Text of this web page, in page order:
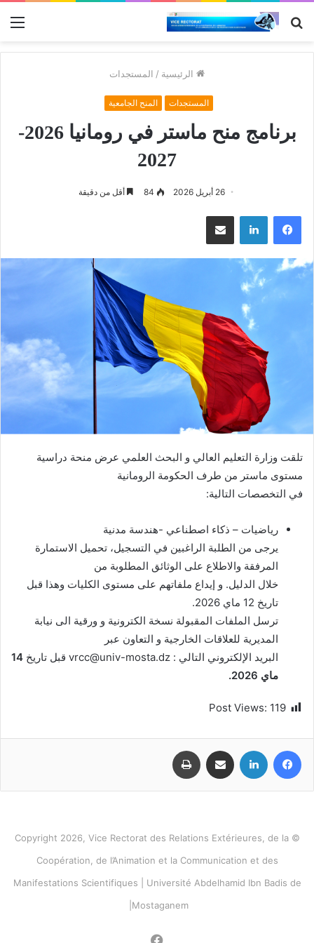
بحث
الرئيسية / المستجدات
المستجدات المنح الجامعية
برنامج منح ماستر في رومانيا 2026-
2027
26 أبريل 2026 84 أقل من دقيقة
فيسبوك لينكدإن مشاركة عبر البريد
تلقت وزارة التعليم العالي و البحث العلمي عرض منحة دراسية
مستوى ماستر من طرف الحكومة الرومانية
في التخصصات التالية:
رياضيات – ذكاء اصطناعي -هندسة مدنية
يرجى من الطلبة الراغبين في التسجيل، تحميل الاستمارة
المرفقة والاطلاع على الوثائق المطلوبة من
خلال الدليل. و إيداع ملفاتهم على مستوى الكليات وهذا قبل
تاريخ 12 ماي 2026.
ترسل الملفات المقبولة نسخة الكترونية و ورقية الى نيابة
المديرية للعلاقات الخارجية و التعاون عبر
البريد الإلكتروني التالي : vrcc@univ-mosta.dz قبل تاريخ
14
ماي 2026.
Post Views: 119
فيسبوك لينكدإن مشاركة عبر البريد
© Copyright 2026, Vice Rectorat des Relations Extérieures, de la
Coopération, de l’Animation et la Communication et des
Manifestations Scientifiques | Université Abdelhamid Ibn Badis de
Mostaganem|
فيسبوك